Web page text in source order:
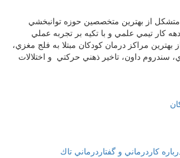
از بهترين متخصصين حوزه توانبخشي
كار تيمي علمي و با تكيه بر تجربه عملي
مراكز درمان كودكان مبتلا به فلج مغزي،
سندروم داون، تاخير ذهني حركتي و اختلالات
كاردرماني و گفتاردرماني تاك